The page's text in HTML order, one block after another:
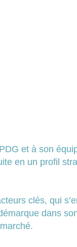
et à son
en un profil
clés, qui
dans